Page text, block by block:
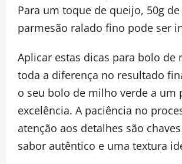
Para um toque de queijo, 50g
parmesão ralado fino pode ser
Aplicar estas dicas para bolo de
toda a diferença no resultado
o seu bolo de milho verde a um
excelência. A paciência no
atenção aos detalhes são
sabor autêntico e uma textura